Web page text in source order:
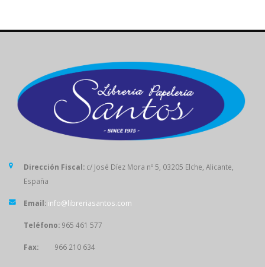
Dirección Fiscal: c/ José Díez Mora nº 5, 03205 Elche, Alicante,
España
Email: info@libreriasantos.com
Teléfono: 965 461 577
Fax: 966 210 634